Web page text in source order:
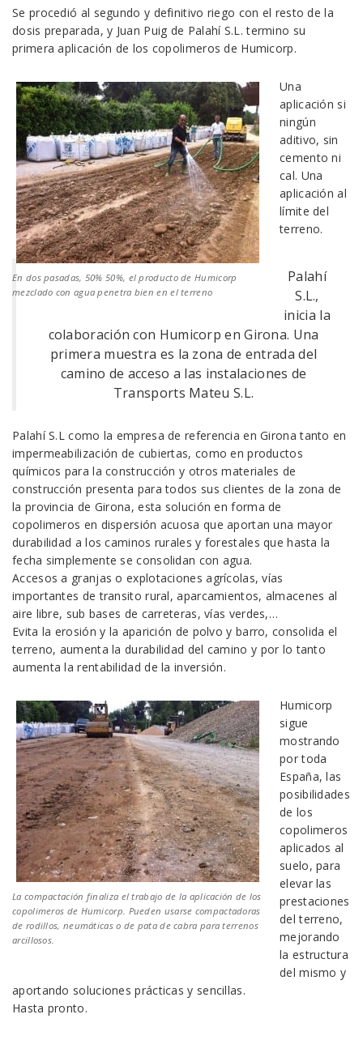
Se procedió al segundo y definitivo riego con el resto de la
dosis preparada, y Juan Puig de Palahí S.L. termino su
primera aplicación de los copolimeros de Humicorp.
En dos pasadas, 50% 50%, el producto de Humicorp
mezclado con agua penetra bien en el terreno
Una
aplicación si
ningún
aditivo, sin
cemento ni
cal. Una
aplicación al
límite del
terreno.
Palahí
S.L.,
inicia la
colaboración con Humicorp en Girona. Una
primera muestra es la zona de entrada del
camino de acceso a las instalaciones de
Transports Mateu S.L.
Palahí S.L como la empresa de referencia en Girona tanto en
impermeabilización de cubiertas, como en productos
químicos para la construcción y otros materiales de
construcción presenta para todos sus clientes de la zona de
la provincia de Girona, esta solución en forma de
copolimeros en dispersión acuosa que aportan una mayor
durabilidad a los caminos rurales y forestales que hasta la
fecha simplemente se consolidan con agua.
Accesos a granjas o explotaciones agrícolas, vías
importantes de transito rural, aparcamientos, almacenes al
aire libre, sub bases de carreteras, vías verdes,…
Evita la erosión y la aparición de polvo y barro, consolida el
terreno, aumenta la durabilidad del camino y por lo tanto
aumenta la rentabilidad de la inversión.
La compactación finaliza el trabajo de la aplicación de los
copolimeros de Humicorp. Pueden usarse compactadoras
de rodillos, neumáticas o de pata de cabra para terrenos
arcillosos.
Humicorp
sigue
mostrando
por toda
España, las
posibilidades
de los
copolimeros
aplicados al
suelo, para
elevar las
prestaciones
del terreno,
mejorando
la estructura
del mismo y
aportando soluciones prácticas y sencillas.
Hasta pronto.